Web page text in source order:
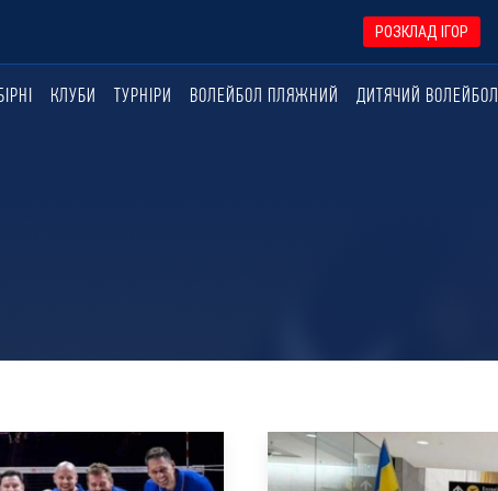
РОЗКЛАД ІГОР
КЛУБИ ТУРНІРИ ВОЛЕЙБОЛ ПЛЯЖНИЙ ДИТЯЧИЙ ВОЛЕЙБОЛ